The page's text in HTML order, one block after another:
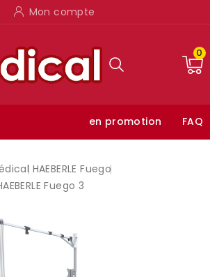
Mon compte
0
en promotion FAQ
HAEBERLE Fuego
Fuego 3